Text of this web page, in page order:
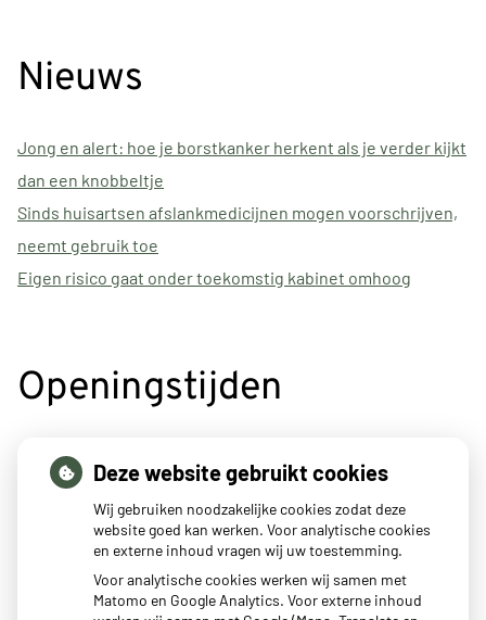
Nieuws
Jong en alert: hoe je borstkanker herkent als je verder kijkt
dan een knobbeltje
Sinds huisartsen afslankmedicijnen mogen voorschrijven,
neemt gebruik toe
Eigen risico gaat onder toekomstig kabinet omhoog
Openingstijden
Maandag:
14:30tot
- 17:00
8:00 tot
- 12:00
14:30tot
- 17:00
Woensdag:
8:00tot
- 12:00
14:30tot
- 17:00
Donderdag:
8:00tot
- 12:00
Deze website gebruikt cookies
Wij gebruiken noodzakelijke cookies zodat deze
website goed kan werken. Voor analytische cookies
en externe inhoud vragen wij uw toestemming.
Voor analytische cookies werken wij samen met
Matomo en Google Analytics. Voor externe inhoud